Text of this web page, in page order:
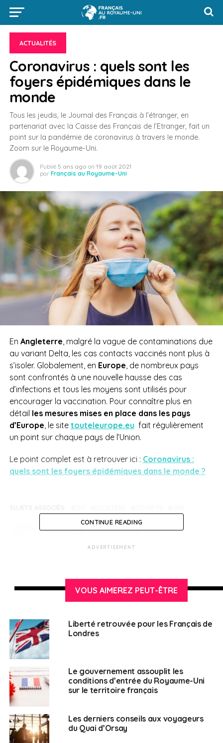
ACTUALITÉS
Coronavirus : quels sont les
foyers épidémiques dans le
monde
Tous les jeudis, le Journal des Français à l’étranger, en
partenariat avec la Caisse des Français de l’Etranger, fait un
point sur la pandémie de coronavirus à travers le monde.
Zoom sur le Royaume-Uni.
Publié 5 ans ago on 19 août 2021
par Français au Royaume-Uni
En Angleterre , malgré la vague de contaminations due
au variant Delta, les cas contacts vaccinés nont plus à
s’isoler. Globalement, en Europe de nombreux pays
sont confrontés à une nouvelle hausse des cas
d’infections et tous les moyens sont utilisés pour
encourager la vaccination. Pour connaître plus en
détail les mesures mises en place dans les pays
d’Europe , le site touteleurope.eu fait régulièrement
un point sur chaque pays de l’Union.
Le point complet est à retrouver ici : Coronavirus :
quels sont les foyers épidémiques dans le monde ?
Français au Royaume-Uni
CONTINUE READING
ADVERTISEMENT
VOUS AIMEREZ PEUT-ÊTRE
Liberté retrouvée pour les Français de
Londres
Le gouvernement assouplit les
conditions d’entrée du Royaume-Uni
sur le territoire français
Les derniers conseils aux voyageurs
du Quai d’Orsay